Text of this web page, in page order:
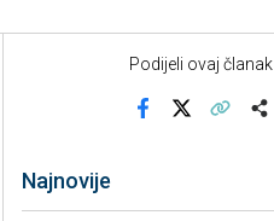
Podijeli ovaj članak
Najnovije